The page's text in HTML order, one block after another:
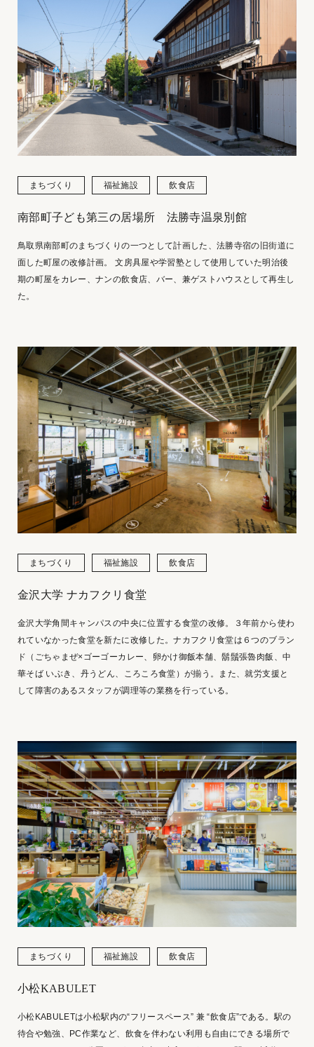
まちづくり 福祉施設 飲食店
南部町子ども第三の居場所 法勝寺温泉別館
鳥取県南部町のまちづくりの一つとして計画した、法勝寺宿の旧街道に
面した町屋の改修計画。 文房具屋や学習塾として使用していた明治後
期の町屋をカレー、ナンの飲食店、バー、兼ゲストハウスとして再生し
た。
まちづくり 福祉施設 飲食店
金沢大学 ナカフクリ食堂
金沢大学角間キャンパスの中央に位置する食堂の改修。３年前から使わ
れていなかった食堂を新たに改修した。ナカフクリ食堂は６つのブラン
ド（ごちゃまぜ×ゴーゴーカレー、卵かけ御飯本舗、鬍鬚張魯肉飯、中
華そば いぶき、丹うどん、ころころ食堂）が揃う。また、就労支援と
して障害のあるスタッフが調理等の業務を行っている。
まちづくり 福祉施設 飲食店
小松KABULET
小松KABULETは小松駅内の“フリースペース” 兼 “飲食店”である。駅の
待合や勉強、PC作業など、飲食を伴わない利用も自由にできる場所で